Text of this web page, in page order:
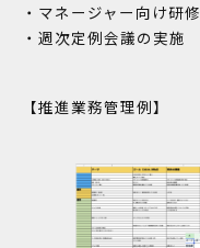
マネージャー向け研修
週次定例会議の実施
【推進業務管理例】